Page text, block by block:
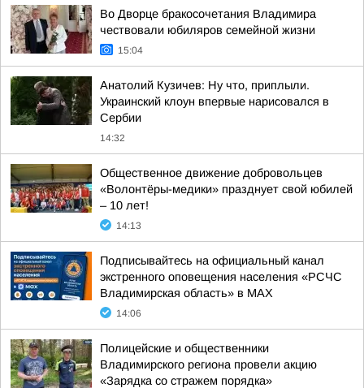
Во Дворце бракосочетания Владимира
чествовали юбиляров семейной жизни
15:04
Анатолий Кузичев: Ну что, приплыли.
Украинский клоун впервые нарисовался в
Сербии
14:32
Общественное движение добровольцев
«Волонтёры-медики» празднует свой юбилей
– 10 лет!
14:13
Подписывайтесь на официальный канал
экстренного оповещения населения «РСЧС
Владимирская область» в МАХ
14:06
Полицейские и общественники
Владимирского региона провели акцию
«Зарядка со стражем порядка»